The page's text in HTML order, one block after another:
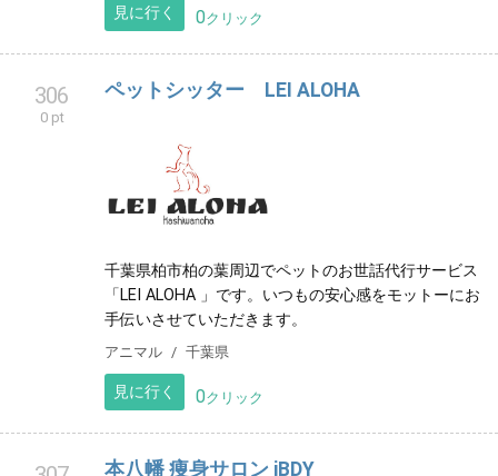
見に行く 0クリック
306
0 pt
ペットシッター LEI ALOHA
千葉県柏市柏の葉周辺でペットのお世話代行サービス
「LEI ALOHA 」です。いつもの安心感をモットーにお
手伝いさせていただきます。
アニマル 千葉県
見に行く 0クリック
本八幡 痩身サロン iBDY